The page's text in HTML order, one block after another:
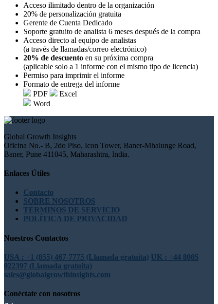
Acceso ilimitado dentro de la organización
20% de personalización gratuita
Gerente de Cuenta Dedicado
Soporte gratuito de analista 6 meses después de la compra
Acceso directo al equipo de analistas
(a través de llamadas/correo electrónico)
20% de descuento en su próxima compra
(aplicable solo a 1 informe con el mismo tipo de licencia)
Permiso para imprimir el informe
Formato de entrega del informe
PDF
Excel
Word
Global Growth Insights
Oficina No.- B, 2do Piso, Icon Tower, Baner-Mhalunge Road,
Baner, Pune 411045, Maharashtra, India.
Enlaces Útiles
Contacto
SOBRE NOSOTROS
TÉRMINOS DE SERVICIO
POLÍTICA DE PRIVACIDAD
Nuestros Contactos
USA : +1 (855) 467-7775 (Llamada gratuita) UK : +44 8085
022397 (Llamada gratuita)
sales@globalgrowthinsights.com
Conéctate con nosotros